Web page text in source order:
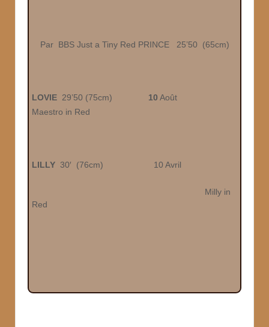
Par BBS Just a Tiny Red PRINCE 25’50 (65cm)
LOVIE 29’50 (75cm) 10 Août
Maestro in Red
LILLY 30′ (76cm) 10 Avril
Milly in
Red